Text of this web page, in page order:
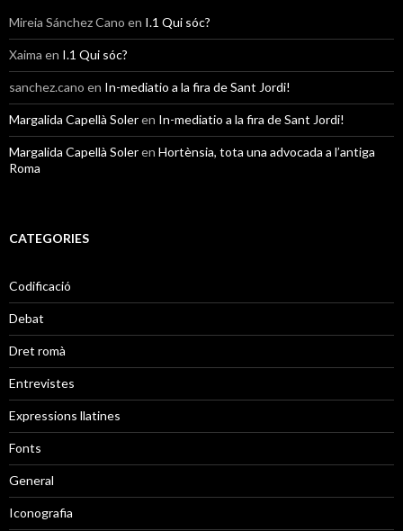
Mireia Sánchez Cano en I.1 Qui sóc?
Xaima en I.1 Qui sóc?
sanchez.cano en In-mediatio a la fira de Sant Jordi!
Margalida Capellà Soleren In-mediatio a la fira de Sant Jordi!
Margalida Capellà Soleren Hortènsia, tota una advocada a l’antiga
Roma
CATEGORIES
Codificació
Debat
Dret romà
Entrevistes
Expressions llatines
Fonts
General
Iconografia